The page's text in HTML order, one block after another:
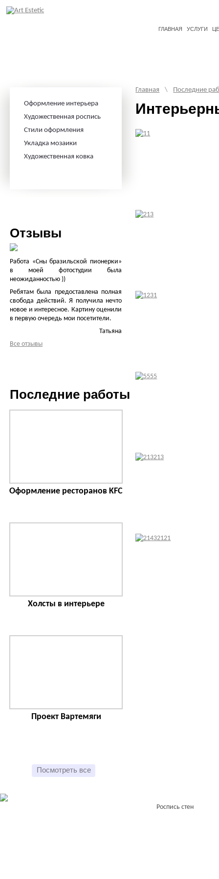
ГЛАВНАЯ УСЛУГИ
Оформление интерьера
Художественная роспись
Стили оформления
Укладка мозаики
Художественная ковка
Отзывы
Работа «Сны бразильской пионерки»
в моей фотостудии была
неожиданностью ))
Ребятам была предоставлена полная
свобода действий. Я получила нечто
новое и интересное. Картину оценили
в первую очередь мои посетители.
Татьяна
Все отзывы
Последние работы
Оформление ресторанов KFC
Холсты в интерьере
Проект Вартемяги
Посмотреть все
Главная \ Последние
Роспись стен